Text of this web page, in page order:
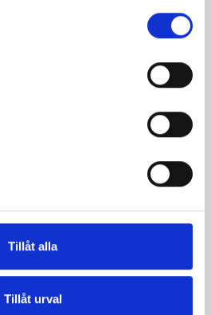
Tillåt alla
Tillåt urval
1000g